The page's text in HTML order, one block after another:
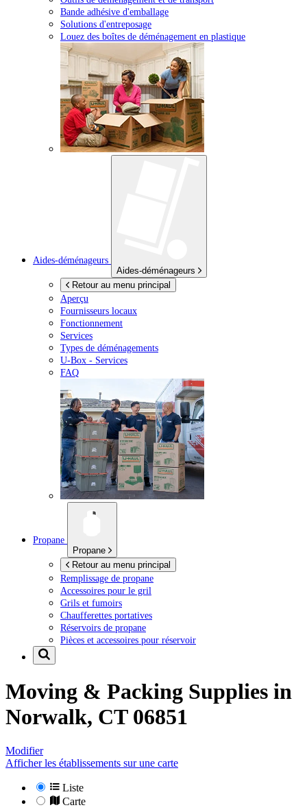
Bande adhésive d'emballage
Solutions d'entreposage
Louez des boîtes de déménagement en plastique
Aides-déménageurs
Aides-déménageurs
Retour au menu principal
Aperçu
Fournisseurs locaux
Fonctionnement
Services
Types de déménagements
U-Box - Services
FAQ
Propane
Propane
Retour au menu principal
Remplissage de propane
Accessoires pour le gril
Grils et fumoirs
Chaufferettes portatives
Réservoirs de propane
Pièces et accessoires pour réservoir
Moving & Packing Supplies in
Norwalk, CT 06851
Modifier
Afficher les établissements sur une carte
Liste
Carte